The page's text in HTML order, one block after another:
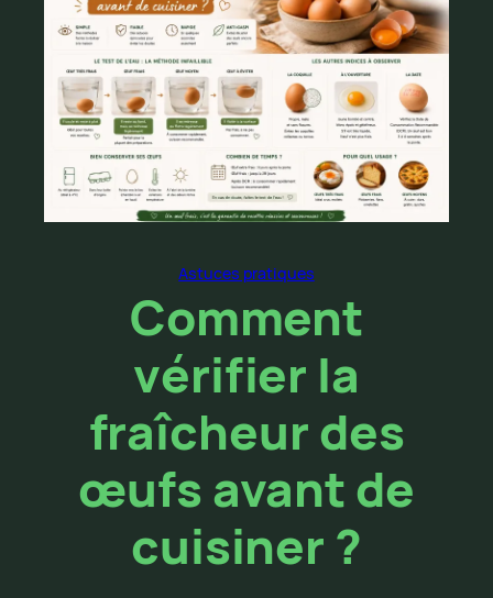
Astuces pratiques
Comment
vérifier la
fraîcheur des
œufs avant de
cuisiner ?